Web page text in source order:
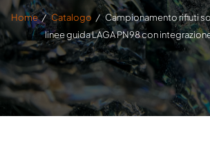
Home / Catalogo / Campionamento rifiuti
linee guida LAGA PN98 con